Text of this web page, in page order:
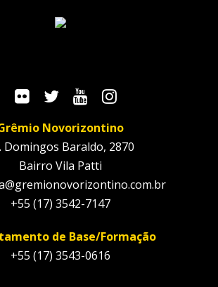
Novorizontino
Domingos Baraldo, 2870
Bairro Vila Patti
+55 (17) 3542-7147
de Base/Formação
+55 (17) 3543-0616